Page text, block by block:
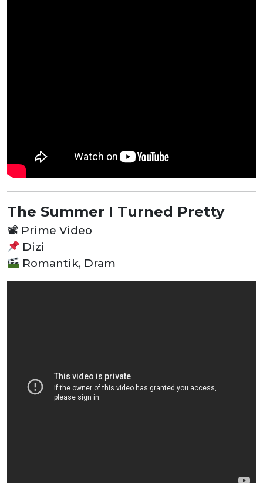
The Summer I Turned Pretty
📽 Prime Video
Dizi
Romantik, Dram